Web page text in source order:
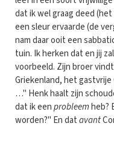
dat ik wel graag deed
een sleur ervaarde (de
nam daar ooit een
tuin. Ik herken dat en jij
voorbeeld. Zijn broer
Griekenland, het
…" Henk haalt zijn
dat ik eenprobleemheb?
worden?" En datavant